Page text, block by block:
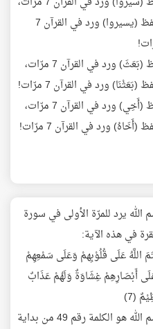
ولفظ (يسيروا) ورد في القرآن 7
لفظ (بَعَثَ) ورد في القرآن 7 مرّات،
(بَعَثْنَا) ورد في القرآن 7 مرّات!
لفظ (أَخِي) ورد في القرآن 7 مرّات،
(أَخَاهُ) ورد في القرآن 7 مرّات!
الله يرد للمرّة الأولى في سورة
في هذه الآية:
اللَّهُ عَلَى قُلُوْبِهمْ وَعَلَى سَمْعِهِمْ
أَبْصَارِهِمْ غِشَاوَةٌ وَلَهُمْ عَذَابٌ
(7)
اسم الله هو الكلمة رقم 49 من بداية